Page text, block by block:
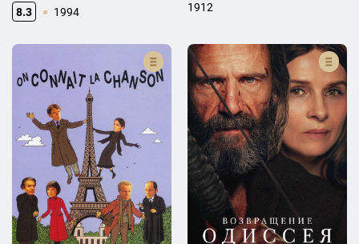
8.3 1994 1912